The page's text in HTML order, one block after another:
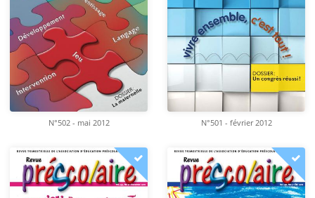
N°502 - mai 2012 N°501 - février 2012